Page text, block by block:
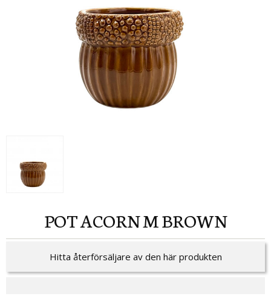
POT ACORN M BROWN
Hitta återförsäljare av den här produkten